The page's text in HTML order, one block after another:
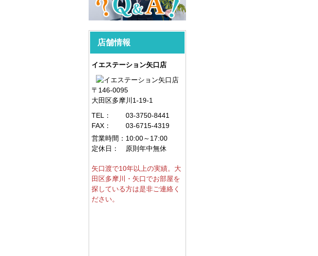
店舗情報
イエステーション矢口店
〒146-0095
大田区多摩川1-19-1
TEL：
03-3750-8441
FAX：
03-6715-4319
営業時間： 10:00～17:00
定休日：
原則年中無休
矢口渡で10年以上の実績。大
田区多摩川・矢口でお部屋を
探している方は是非ご連絡く
ださい。